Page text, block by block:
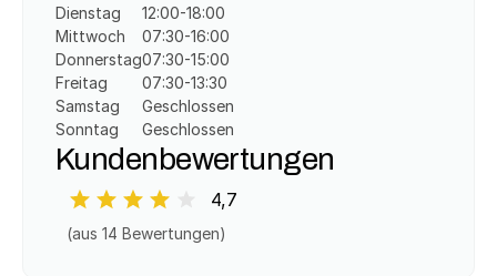
Dienstag
Mittwoch
Donnerstag
Freitag
Samstag
Sonntag
12:00-18:00
07:30-16:00
07:30-15:00
07:30-13:30
Geschlossen
Geschlossen
Kundenbewertungen
4,7
(aus 14 Bewertungen)